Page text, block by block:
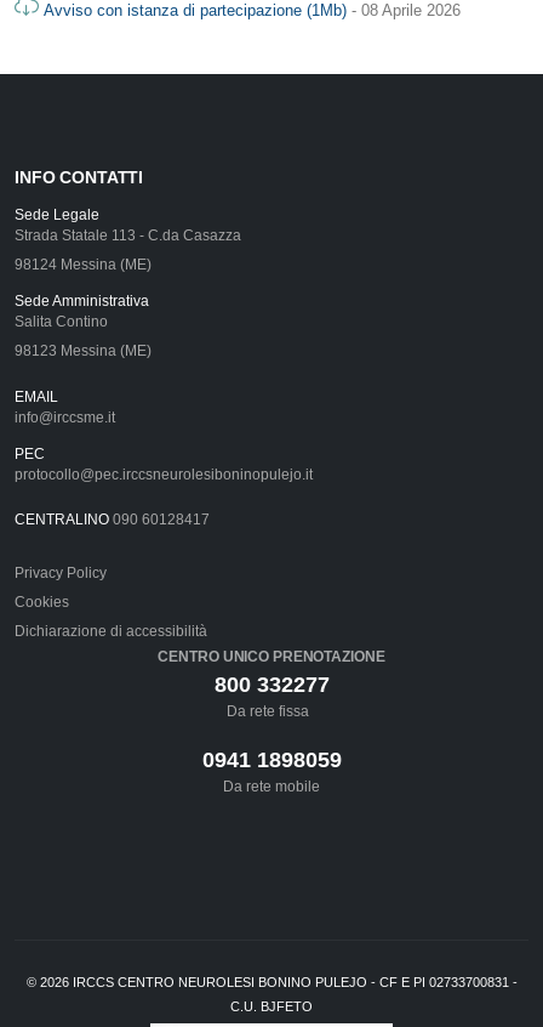
Avviso con istanza di partecipazione (1Mb) - 08 Aprile 2026
INFO CONTATTI
Sede Legale
Strada Statale 113 - C.da Casazza
98124 Messina (ME)
Sede Amministrativa
Salita Contino
98123 Messina (ME)
EMAIL
info@irccsme.it
PEC
protocollo@pec.irccsneurolesiboninopulejo.it
CENTRALINO 090 60128417
Privacy Policy
Cookies
Dichiarazione di accessibilità
CENTRO UNICO PRENOTAZIONE
800 332277
Da rete fissa
0941 1898059
Da rete mobile
© 2026 IRCCS CENTRO NEUROLESI BONINO PULEJO - CF E PI 02733700831 -
C.U. BJFETO